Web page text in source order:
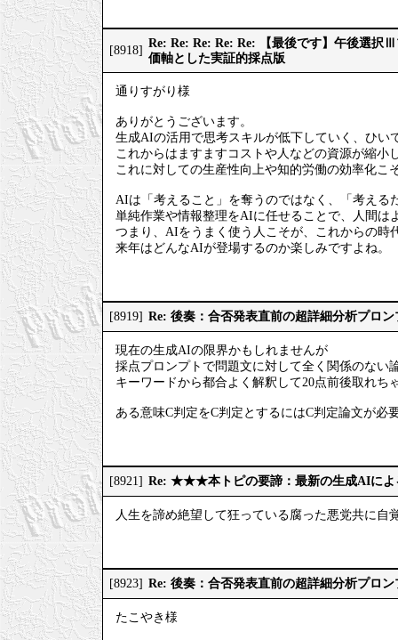
[8918]
Re: Re: Re: Re: Re: 【最後です】午後選択
価軸とした実証的採点版
通りすがり様
ありがとうございます。
生成AIの活用で思考スキルが低下していく、ひい
これからはますますコストや人などの資源が縮小
これに対しての生産性向上や知的労働の効率化こ
AIは「考えること」を奪うのではなく、「考える
単純作業や情報整理をAIに任せることで、人間は
つまり、AIをうまく使う人こそが、これからの時
来年はどんなAIが登場するのか楽しみですよね。
[8919] Re: 後奏：合否発表直前の超詳細分析プロ
現在の生成AIの限界かもしれませんが
採点プロンプトで問題文に対して全く関係のない
キーワードから都合よく解釈して20点前後取れち
ある意味C判定をC判定とするにはC判定論文が必
[8921] Re: ★★★本トピの要諦：最新の生成AIによ
人生を諦め絶望して狂っている腐った悪党共に自
[8923] Re: 後奏：合否発表直前の超詳細分析プロ
たこやき様